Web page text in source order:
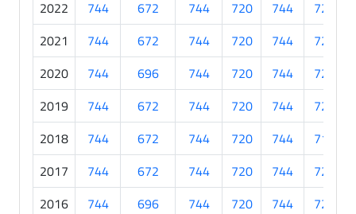
2022
744 672 744 720 744 720
2021
744 672 744 720 744 720
2020
744 696 744 720 744 720
2019
744 672 744 720 744 720
2018
744 672 744 720 744 719
2017
744 672 744 720 744 720
2016
744 696 744 720 744 720